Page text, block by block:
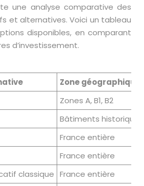
une analyse comparative des
et alternatives. Voici un tableau
disponibles, en comparant
d’investissement.
Zone géographique
Zones A, B1, B2
Bâtiments historiques
France entière
France entière
classique France entière